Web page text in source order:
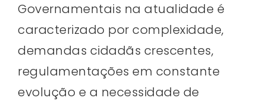
Governamentais na atualidade é
caracterizado por complexidade,
demandas cidadãs crescentes,
regulamentações em constante
evolução e a necessidade de